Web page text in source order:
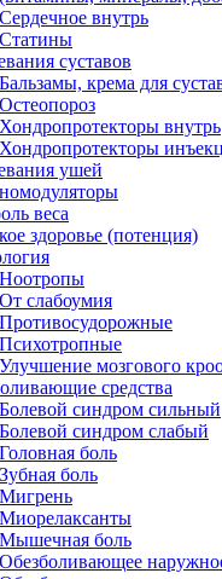
Сердечное внутрь
Статины
суставов
Бальзамы, крема для
Остеопороз
Хондропротекторы внутрь
Хондропротекторы
ушей
веса
здоровье (потенция)
Ноотропы
От слабоумия
Противосудорожные
Психотропные
Улучшение мозгового
средства
Болевой синдром сильный
Болевой синдром слабый
Головная боль
Зубная боль
Мигрень
Миорелаксанты
Мышечная боль
Обезболивающее